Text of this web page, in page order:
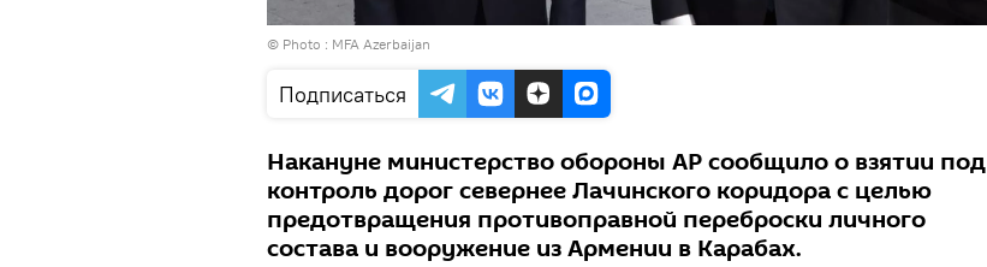
© Photo : MFA Azerbaijan
Подписаться
Накануне министерство обороны АР сообщило о взятии под
контроль дорог севернее Лачинского коридора с целью
предотвращения противоправной переброски личного
состава и вооружение из Армении в Карабах.